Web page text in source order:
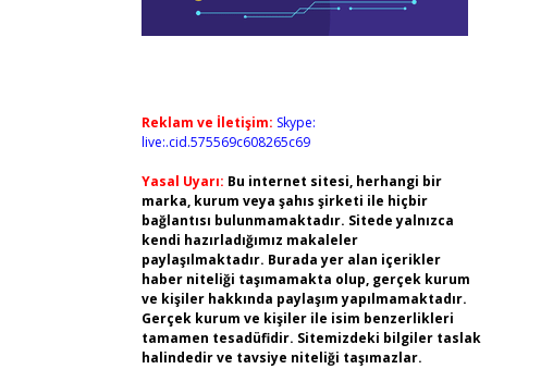
Reklam ve İletişim: Skype:
live:.cid.575569c608265c69
Yasal Uyarı: Bu internet sitesi, herhangi bir
marka, kurum veya şahıs şirketi ile hiçbir
bağlantısı bulunmamaktadır. Sitede yalnızca
kendi hazırladığımız makaleler
paylaşılmaktadır. Burada yer alan içerikler
haber niteliği taşımamakta olup, gerçek kurum
ve kişiler hakkında paylaşım yapılmamaktadır.
Gerçek kurum ve kişiler ile isim benzerlikleri
tamamen tesadüfidir. Sitemizdeki bilgiler taslak
halindedir ve tavsiye niteliği taşımazlar.